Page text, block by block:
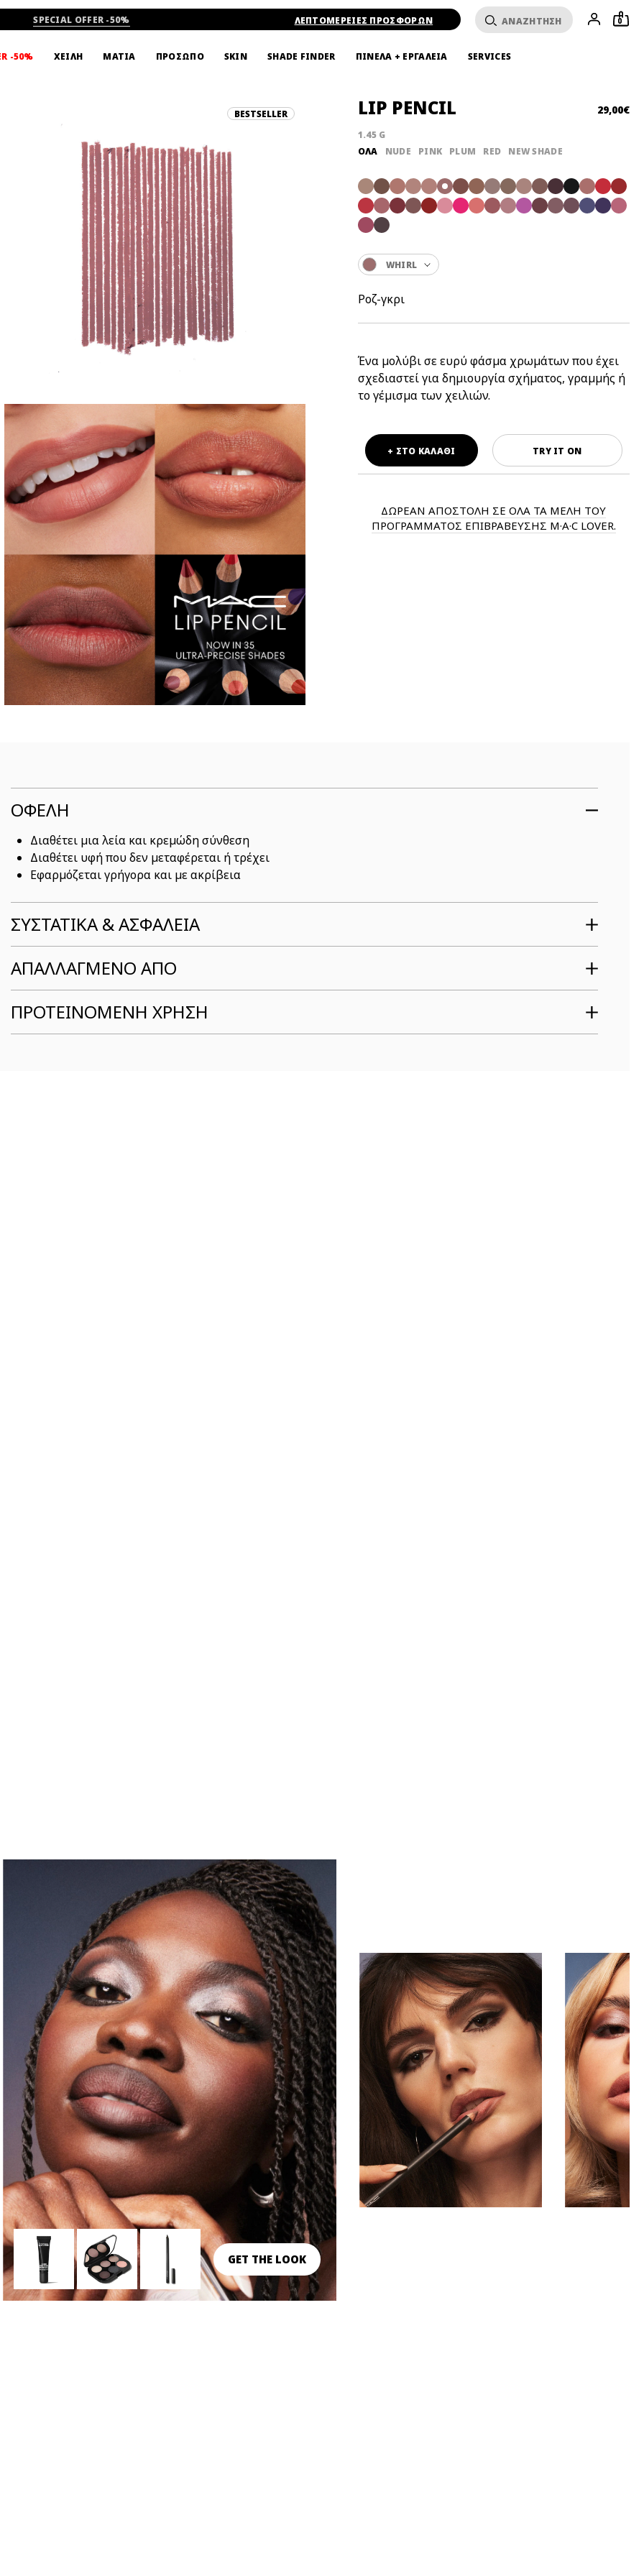
SPECIAL OFFER -50% ΛΕΠΤΟΜΕΡΕΙΕΣ ΠΡΟΣΦΟΡΩΝ 0
-50% ΧΕΙΛΗ ΜΑΤΙΑ ΠΡΟΣΩΠΟ SKIN SHADE FINDER ΠΙΝΕΛΑ + ΕΡΓΑΛΕΙΑ SERVICES
BESTSELLER LIP PENCIL 29,00€
1.45 G
Ένα μολύβι σε ευρύ φάσμα χρωμάτων που έχει
σχεδιαστεί για δημιουργία σχήματος, γραμμής ή
το γέμισμα των χειλιών.
ΌΛΑ NUDE PINK PLUM RED NEW SHADE
WHIRL
Ροζ-γκρι
TRY IT ON
+ ΣΤΟ ΚΑΛΑΘΙ
ΔΩΡΕΑΝ ΑΠΟΣΤΟΛΗ ΣΕ ΟΛΑ ΤΑ ΜΕΛΗ ΤΟΥ
ΠΡΟΓΡΑΜΜΑΤΟΣ ΕΠΙΒΡΑΒΕΥΣΗΣ M·A·C LOVER.
ΟΦΕΛΗ
Διαθέτει μια λεία και κρεμώδη σύνθεση
Διαθέτει υφή που δεν μεταφέρεται ή τρέχει
Εφαρμόζεται γρήγορα και με ακρίβεια
ΣΥΣΤΑΤΙΚΆ & ΑΣΦΆΛΕΙΑ
ΑΠΑΛΛΑΓΜΕΝΟ ΑΠΟ
ΠΡΟΤΕΙΝΟΜΕΝΗ ΧΡΗΣΗ
GET THE LOOK